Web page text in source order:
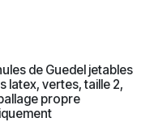
de Guedel jetables
latex, vertes, taille 2,
propre